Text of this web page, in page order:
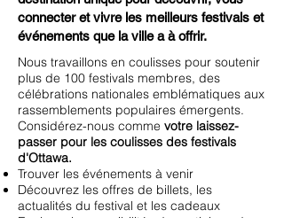
connecter et vivre les meilleurs festivals et
événements que la ville a à offrir.
Nous travaillons en coulisses pour soutenir
plus de 100 festivals membres, des
célébrations nationales emblématiques aux
rassemblements populaires émergents.
Considérez-nous comme votre laissez-
passer pour les coulisses des festivals
d'Ottawa.
Trouver les événements à venir
Découvrez les offres de billets, les
actualités du festival et les cadeaux